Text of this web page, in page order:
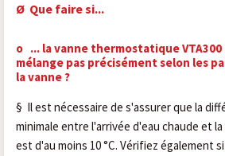
Ø Que faire si...
o ... la vanne thermostatique VTA300
mélange pas précisément selon les
la vanne ?
§ Il est nécessaire de s'assurer que la
minimale entre l'arrivée d'eau chaude et
est d'au moins 10 °C. Vérifiez également